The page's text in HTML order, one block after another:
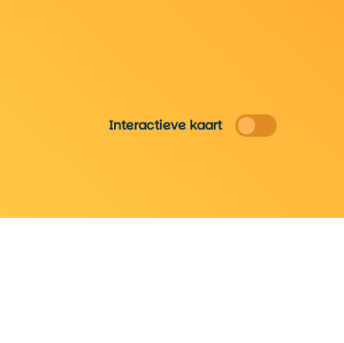
Interactieve kaart